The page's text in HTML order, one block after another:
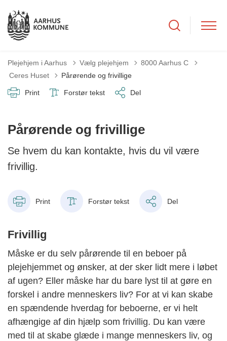
Plejehjem i Aarhus Vælg plejehjem
8000 Aarhus C
Tilbage til
Ceres Huset Pårørende og frivillige
Print Forstør tekst Del
Pårørende og frivillige
Se hvem du kan kontakte, hvis du vil være
frivillig.
Print Forstør tekst Del
Frivillig
Måske er du selv pårørende til en beboer på
plejehjemmet og ønsker, at der sker lidt mere i løbet
af ugen? Eller måske har du bare lyst til at gøre en
forskel i andre menneskers liv? For at vi kan skabe
en spændende hverdag for beboerne, er vi helt
afhængige af din hjælp som frivillig. Du kan være
med til at skabe glæde i mange menneskers liv, og